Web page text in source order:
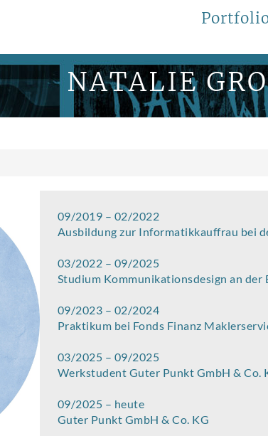
NATALIE
09/2019 – 02/2022
Ausbildung zur Informatikkauffrau bei
03/2022 – 09/2025
Studium Kommunikationsdesign an der
09/2023 – 02/2024
Praktikum bei Fonds Finanz
03/2025 – 09/2025
Werkstudent Guter Punkt GmbH & Co.
09/2025 – heute
Guter Punkt GmbH & Co. KG